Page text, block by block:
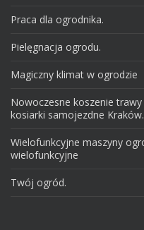
Praca dla ogrodnika.
Pielęgnacja ogrodu.
Magiczny klimat w ogrodzie
Nowoczesne koszenie
kosiarki samojezdne Kraków.
Wielofunkcyjne maszyny
wielofunkcyjne
Twój ogród.